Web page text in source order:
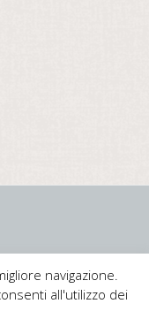
- Via Alfani, 12 -
- Tel.02.99042355 -
navigazione.
all'utilizzo dei